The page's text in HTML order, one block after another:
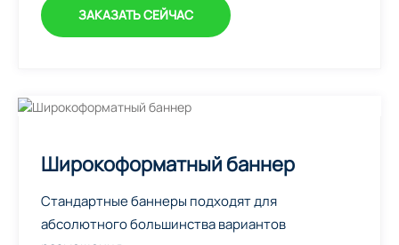
ЗАКАЗАТЬ СЕЙЧАС
Широкоформатный баннер
Стандартные баннеры подходят для
абсолютного большинства вариантов